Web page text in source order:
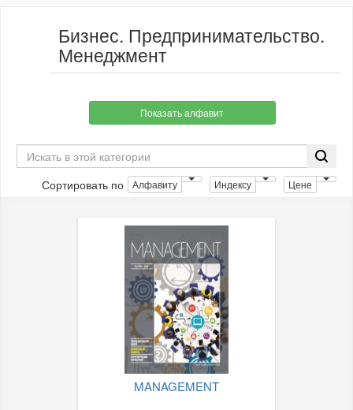
Бизнес. Предпринимательство.
Менеджмент
Показать алфавит
Сортировать по Алфавиту Индексу Цене
MANAGEMENT